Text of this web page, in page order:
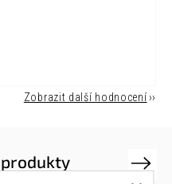
Zobrazit další hodnocení
Next